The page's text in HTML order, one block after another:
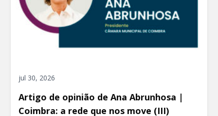
jul 30, 2026
Artigo de opinião de Ana Abrunhosa |
Coimbra: a rede que nos move (III)